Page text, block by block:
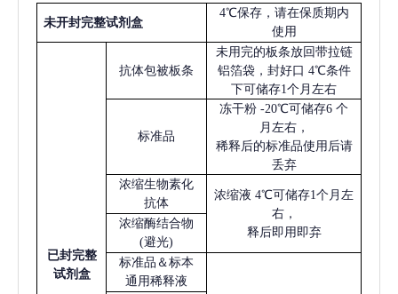
未开封完整试剂盒
4℃保存，请在保质期内
使用
已封完整
试剂盒
抗体包被板条
未用完的板条放回带拉链
铝箔袋，封好口 4℃条件
下可储存1个月左右
标准品
冻干粉 -20℃可储存6 个
月左右，
稀释后的标准品使用后请
丢弃
浓缩生物素化
抗体
浓缩液 4℃可储存1个月左
右，
释后即用即弃
浓缩酶结合物
(避光)
标准品＆标本
通用稀释液